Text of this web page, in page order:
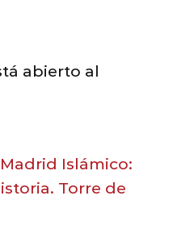
abierto al
Madrid Islámico:
Torre de